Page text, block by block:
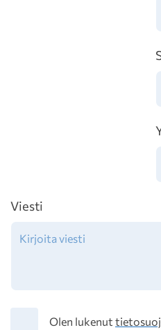
Viesti
TietosuojaOlen lukenut